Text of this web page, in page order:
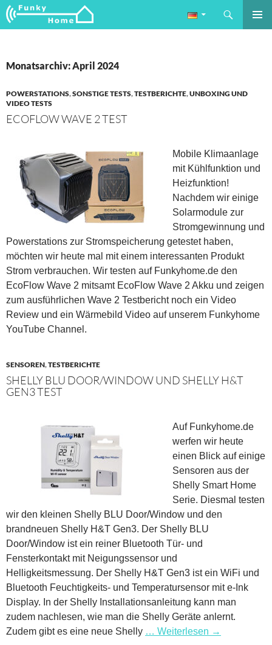
Funkyhome.de Online Magazin
Suchen
ZUM
Monatsarchiv: April 2024
POWERSTATIONS,SONSTIGE TESTS,TESTBERICHTE,UNBOXING UND
VIDEO TESTS
ECOFLOW WAVE 2 TEST
Mobile Klimaanlage
mit Kühlfunktion und
Heizfunktion!
Nachdem wir einige
Solarmodule zur
Stromgewinnung und
Powerstations zur Stromspeicherung getestet haben,
möchten wir heute mal mit einem interessanten Produkt
Strom verbrauchen. Wir testen auf Funkyhome.de den
EcoFlow Wave 2 mitsamt EcoFlow Wave 2 Akku und zeigen
zum ausführlichen Wave 2 Testbericht noch ein Video
Review und ein Wärmebild Video auf unserem Funkyhome
YouTube Channel.
SENSOREN,TESTBERICHTE
SHELLY BLU DOOR/WINDOW UND SHELLY H&T
GEN3 TEST
Auf Funkyhome.de
werfen wir heute
einen Blick auf einige
Sensoren aus der
Shelly Smart Home
Serie. Diesmal testen
wir den kleinen Shelly BLU Door/Window und den
brandneuen Shelly H&T Gen3. Der Shelly BLU
Door/Window ist ein reiner Bluetooth Tür- und
Fensterkontakt mit Neigungssensor und
Helligkeitsmessung. Der Shelly H&T Gen3 ist ein WiFi und
Bluetooth Feuchtigkeits- und Temperatursensor mit e-Ink
Display. In der Shelly Installationsanleitung kann man
zudem nachlesen, wie man die Shelly Geräte anlernt.
Zudem gibt es eine neue Shelly … Weiterlesen →